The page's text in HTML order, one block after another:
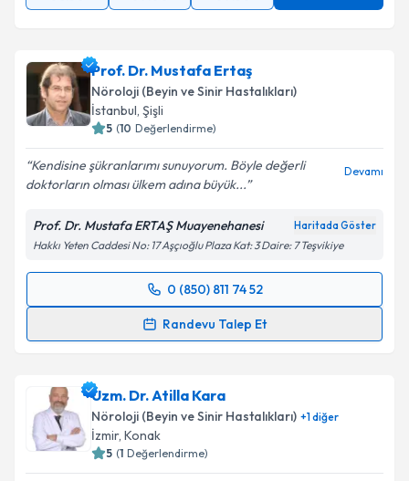
Prof. Dr. Mustafa Ertaş
Nöroloji (Beyin ve Sinir Hastalıkları)
İstanbul, Şişli
5 (10 Değerlendirme)
Kendisine şükranlarımı sunuyorum. Böyle değerli
doktorların olması ülkem adına büyük...
Devamı
Prof. Dr. Mustafa ERTAŞ Muayenehanesi Haritada Göster
Hakkı Yeten Caddesi No: 17 Aşçıoğlu Plaza Kat: 3 Daire: 7 Teşvikiye
0 (850) 811 74 52
Randevu Talep Et
Randevu Takvimi Talebi
takvim hazırlandığında e-posta ile bilgilendireceğiz.
E-posta Adresiniz
Uzm. Dr. Atilla Kara
Nöroloji (Beyin ve Sinir Hastalıkları) +1diğer
İzmir, Konak
5 (1 Değerlendirme)